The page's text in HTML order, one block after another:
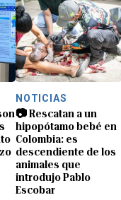
NOTICIAS
📷 Rescatan a un
hipopótamo bebé en
Colombia: es
descendiente de los
animales que
introdujo Pablo
Escobar